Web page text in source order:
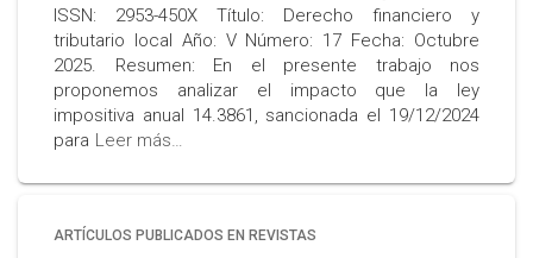
ISSN: 2953-450X Título: Derecho financiero y
tributario local Año: V Número: 17 Fecha: Octubre
2025. Resumen: En el presente trabajo nos
proponemos analizar el impacto que la ley
impositiva anual 14.3861, sancionada el 19/12/2024
para Leer más…
ARTÍCULOS PUBLICADOS EN REVISTAS